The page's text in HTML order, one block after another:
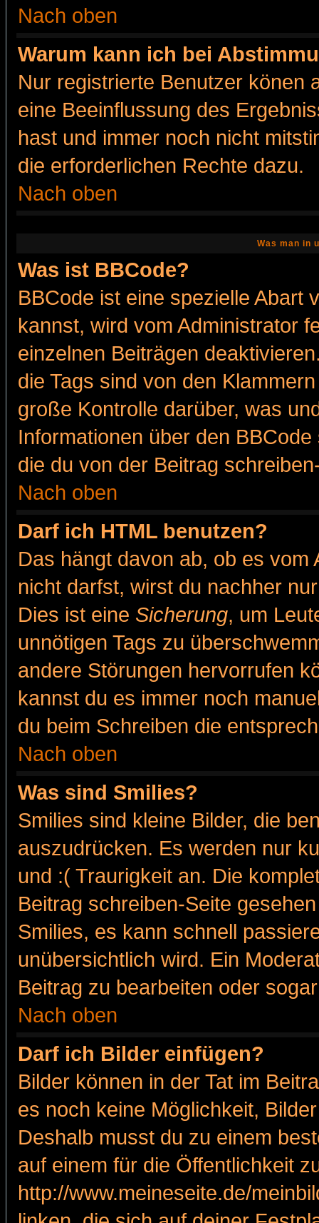
Nach oben
Warum kann ich bei
Nur registrierte Benutzer könen
eine Beeinflussung des
hast und immer noch nicht
die erforderlichen Rechte dazu.
Nach oben
Was man in
Was ist BBCode?
BBCode ist eine spezielle Abart
kannst, wird vom Administrator
einzelnen Beiträgen
die Tags sind von den
große Kontrolle darüber, was
Informationen über den
die du von der Beitrag
Nach oben
Darf ich HTML benutzen?
Das hängt davon ab, ob es
nicht darfst, wirst du nachher
Dies ist eine Sicherung, um
unnötigen Tags zu
andere Störungen hervorrufen
kannst du es immer noch
du beim Schreiben die
Nach oben
Was sind Smilies?
Smilies sind kleine Bilder, die
auszudrücken. Es werden nur
und :( Traurigkeit an. Die
Beitrag schreiben-Seite
Smilies, es kann schnell
unübersichtlich wird. Ein
Beitrag zu bearbeiten oder
Nach oben
Darf ich Bilder einfügen?
Bilder können in der Tat im
es noch keine Möglichkeit,
Deshalb musst du zu einem
auf einem für die Öffentlichkeit
http://www.meineseite.de/